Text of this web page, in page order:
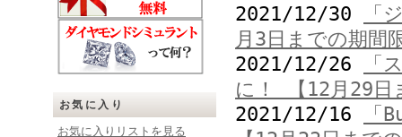
お気に入り
お気に入りリストを見る
2021/12/30
「
月3日までの期間
2021/12/26
「
に！ 【12月29日
2021/12/16
「